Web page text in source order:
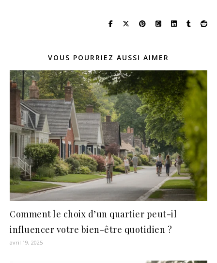
VOUS POURRIEZ AUSSI AIMER
Comment le choix d’un quartier peut-il
influencer votre bien-être quotidien ?
avril 19, 2025